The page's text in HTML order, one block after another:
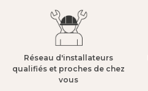
Réseau d'installateurs
qualifiés et proches de chez
vous​